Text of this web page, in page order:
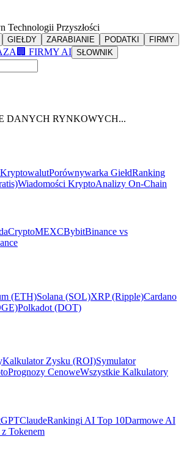
Technologii Przyszłości
GIEŁDY ZARABIANIE PODATKI
FIRMY
🏢 FIRMY AI SŁOWNIK
DANYCH RYNKOWYCH...
Porównywarka GiełdRanking
Wiadomości KryptoAnalizy On-Chain
MEXCBybitBinance vs
(ETH)Solana (SOL)XRP (Ripple)Cardano
Polkadot (DOT)
Kalkulator Zysku (ROI)Symulator
Prognozy CenoweWszystkie Kalkulatory
ClaudeRankingi AI Top 10Darmowe AI
Tokenem